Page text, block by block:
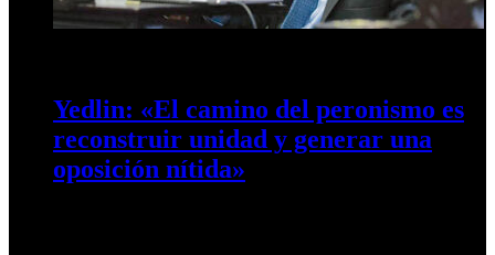
Yedlin: «El camino del peronismo es
reconstruir unidad y generar una
oposición nítida»